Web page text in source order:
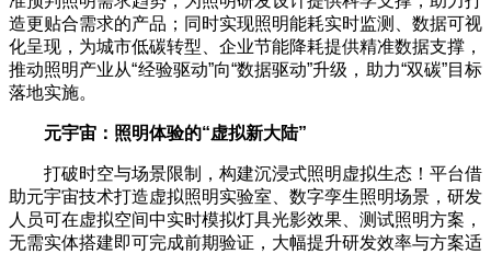
造更贴合需求的产品；同时实现照明能耗实时监测、数据可视
化呈现，为城市低碳转型、企业节能降耗提供精准数据支撑，
推动照明产业从“经验驱动”向“数据驱动”升级，助力“双碳”目标
落地实施。
元宇宙：照明体验的“虚拟新大陆”
打破时空与场景限制，构建沉浸式照明虚拟生态！平台借
助元宇宙技术打造虚拟照明实验室、数字孪生照明场景，研发
人员可在虚拟空间中实时模拟灯具光影效果、测试照明方案，
无需实体搭建即可完成前期验证，大幅提升研发效率与方案适